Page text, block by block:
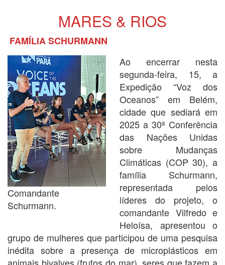
MARES & RIOS
FAMÍLIA SCHURMANN
Comandante
Schurmann.
Ao encerrar nesta
segunda-feira, 15, a
Expedição “Voz dos
Oceanos” em Belém,
cidade que sediará em
2025 a 30ª Conferência
das Nações Unidas
sobre Mudanças
Climáticas (COP 30), a
família Schurmann,
representada pelos
líderes do projeto, o
comandante Vilfredo e
Heloísa, apresentou o
grupo de mulheres que participou de uma pesquisa
inédita sobre a presença de microplásticos em